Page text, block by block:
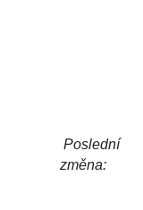
Poslední
změna: